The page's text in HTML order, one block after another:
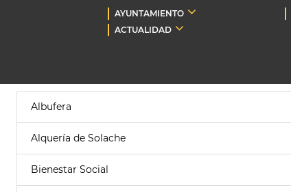
AYUNTAMIENTO
ACTUALIDAD
Albufera
Alquería de Solache
Bienestar Social